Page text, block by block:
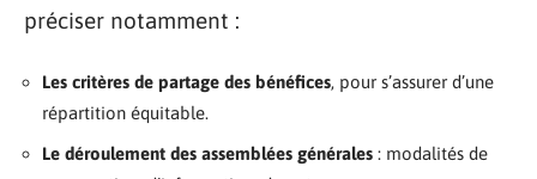
préciser notamment :
Les critères de partage des bénéfices, pour s’assurer d’une
répartition équitable.
Le déroulement des assemblées générales : modalités de